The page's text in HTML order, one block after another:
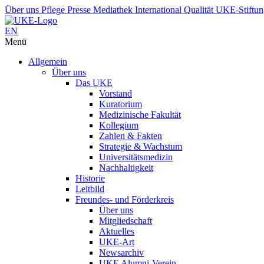
Über uns Pflege Presse Mediathek International Qualität UKE-
EN
Menü
Allgemein
Über uns
Das UKE
Vorstand
Kuratorium
Medizinische Fakultät
Kollegium
Zahlen & Fakten
Strategie & Wachstum
Universitätsmedizin
Nachhaltigkeit
Historie
Leitbild
Freundes- und Förderkreis
Über uns
Mitgliedschaft
Aktuelles
UKE-Art
Newsarchiv